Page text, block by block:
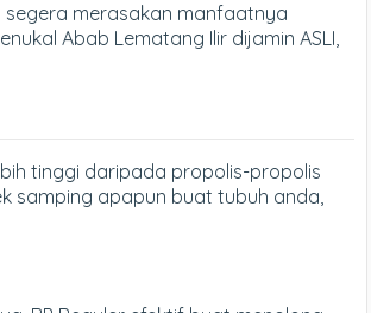
merasakan manfaatnya
Abab Lematang Ilir dijamin ASLI,
tinggi daripada propolis-propolis
samping apapun buat tubuh anda,